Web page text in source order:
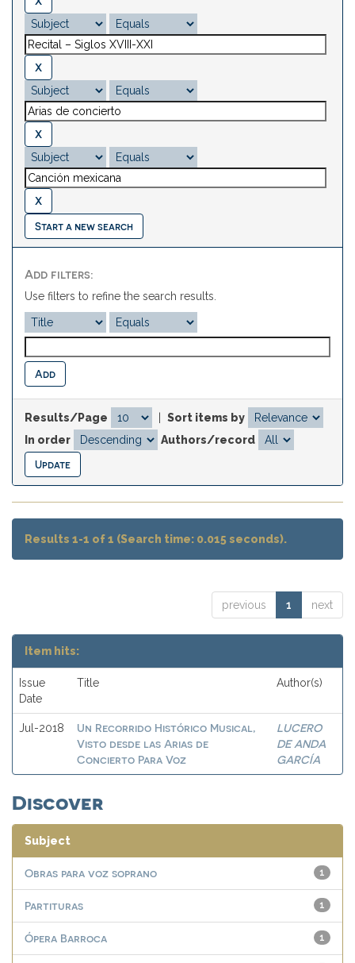
Start a new search
Add filters:
Use filters to refine the search results.
Results/Page
Sort items by
In order
Authors/record
Results 1-1 of 1 (Search time: 0.015 seconds).
previous 1 next
Item hits:
Issue
Date
Title Author(s)
Jul-2018
Un Recorrido Histórico Musical,
Visto desde las Arias de
Concierto Para Voz
LUCERO
DE ANDA
GARCÍA
Discover
Subject
1
Obras para voz soprano
1
Partituras
1
Ópera Barroca